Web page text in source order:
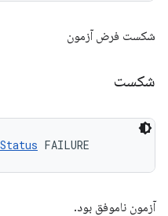
شکست فرض آزمون
شکست
FAILURE
آزمون ناموفق بود.